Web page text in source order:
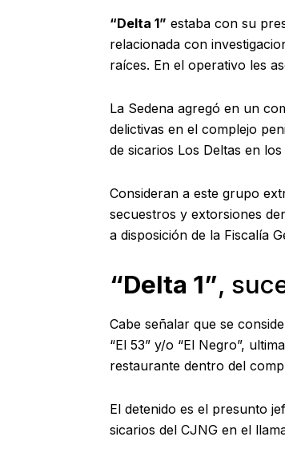
“Delta 1” estaba con su
relacionada con
raíces. En el operativo les
La Sedena agregó en un
delictivas en el complejo
de sicarios Los Deltas en
Consideran a este grupo
secuestros y extorsiones
a disposición de la Fiscalía
“Delta 1”,
Cabe señalar que se
“El 53” y/o “El Negro”,
restaurante dentro del
El detenido es el presunto
sicarios del CJNG en el